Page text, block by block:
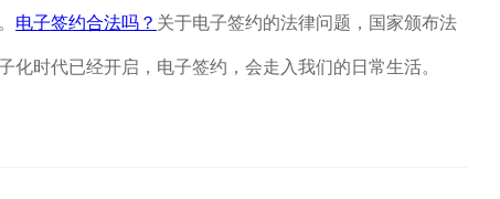
电子签约合法吗？ 关于电子签约的法律问题，国家颁布法
化时代已经开启，电子签约，会走入我们的日常生活。